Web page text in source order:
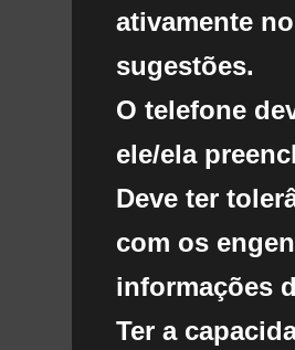
ativamente
sugestões.
O telefone
ele/ela
Deve ter
com os
informações
Ter a